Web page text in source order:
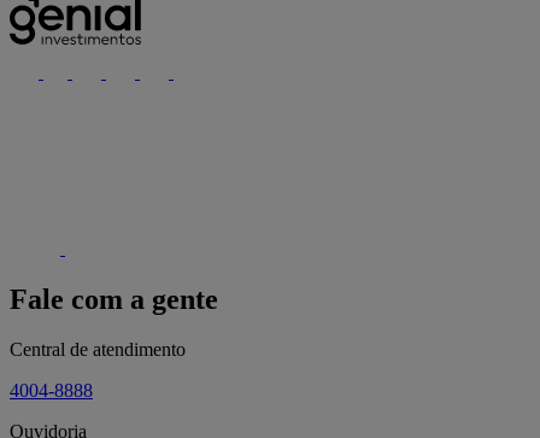
Fale com a gente
Central de atendimento
4004-8888
Ouvidoria